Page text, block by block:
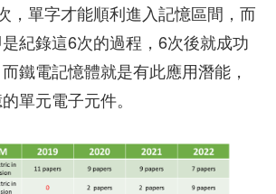
，單字才能順利進入記憶區間，而
紀錄這6次的過程，6次後就成功
鐵電記憶體就是有此應用潛能，
單元電子元件。